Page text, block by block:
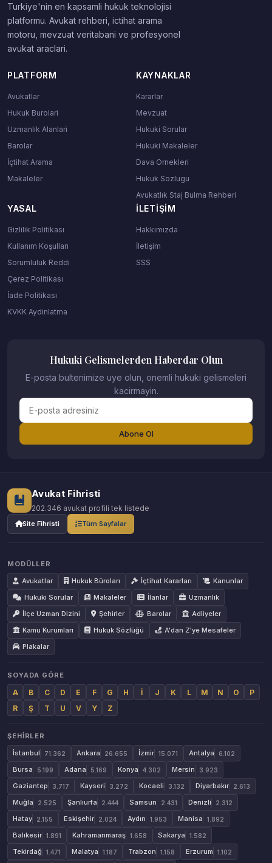
Turkiye'nin en kapsamli hukuk teknolojisi
platformu. Avukat rehberi, ictihat arama
motoru, mevzuat veritabani ve profesyonel
avukat araclari.
PLATFORM
Avukatlar
Hukuk Burolari
Uzmanlik Alanlari
Barolar
İçtihat Arama
Makaleler
KAYNAKLAR
Kararlar
Mevzuat
Hukuki Sorular
Hukuki Makaleler
Dava Ornekleri
Hukuk Sozlugu
Avukatlık Staj Bulma Rehberi
YASAL
Gizlilik Politikası
Kullanım Koşulları
Sorumluluk Reddi
Çerez Politikası
İade Politikası
KVKK Aydinlatma
İLETIŞIM
Hakkımızda
İletişim
SSS
Hukuki Gelismelerden Haberdar Olun
E-posta bultenimize uye olun, onemli hukuki gelismeleri
kacirmayin.
Abone Ol
Avukat Fihristi
202.346 avukat profili tek listede
Site Fihristi Tüm Sayfalar
MODÜLLER
Avukatlar
Hukuk Büroları İçtihat Kararları
Kanunlar
Hukuki Sorular
Makaleler İlanlar
Uzmanlık
İlçe Uzman Dizini
Şehirler Barolar
Adliyeler
Kamu Kurumları
Hukuk Sözlüğü
A'dan Z'ye Mesafeler
Plakalar
SOYADA GÖRE
A B C D E F G H İ J K L M N O
P
R
Ş T U V Y Z
ŞEHIRLER
İstanbul
71.362 Ankara 26.655 İzmir 15.071 Antalya 6.102
Bursa 5.199 Adana 5.169 Konya 4.302 Mersin 3.923
Gaziantep 3.717 Kayseri 3.272 Kocaeli 3.132 Diyarbakır 2.613
Muğla 2.525 Şanlıurfa 2.444 Samsun 2.431 Denizli 2.312
Hatay 2.155 Eskişehir 2.024 Aydın 1.953 Manisa 1.892
Balıkesir 1.891 Kahramanmaraş 1.658 Sakarya 1.582
Tekirdağ 1.471 Malatya 1.187 Trabzon 1.158 Erzurum 1.102